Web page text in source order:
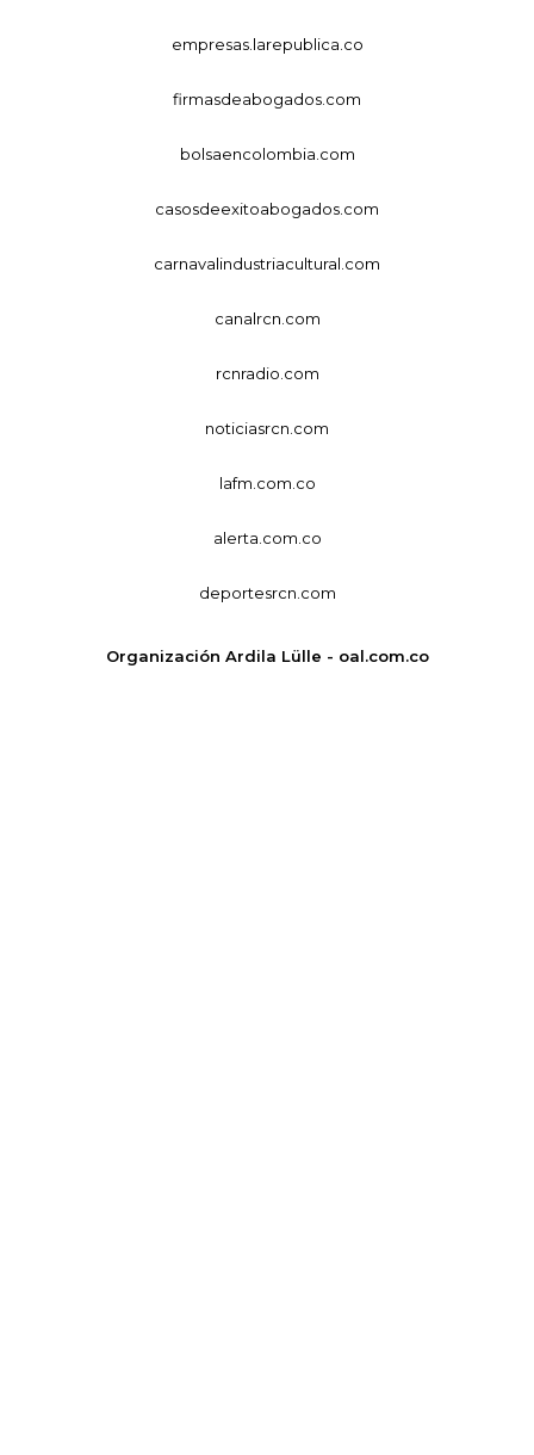
empresas.larepublica.co
firmasdeabogados.com
bolsaencolombia.com
casosdeexitoabogados.com
carnavalindustriacultural.com
canalrcn.com
rcnradio.com
noticiasrcn.com
lafm.com.co
alerta.com.co
deportesrcn.com
Organización Ardila Lülle - oal.com.co